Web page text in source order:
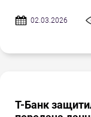
02.03.2026
Т-Банк